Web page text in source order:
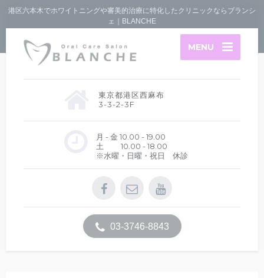
港区六本木でホワイトニングや審美的治療に特化したクリニックならブランシ
ェ｜BLANCHE
MENU
東京都港区西麻布
3-3-2-3F
月 - 金 10.00 - 19.00
土 10.00 - 18.00
※水曜・日曜・祝日 休診
03-3746-8843